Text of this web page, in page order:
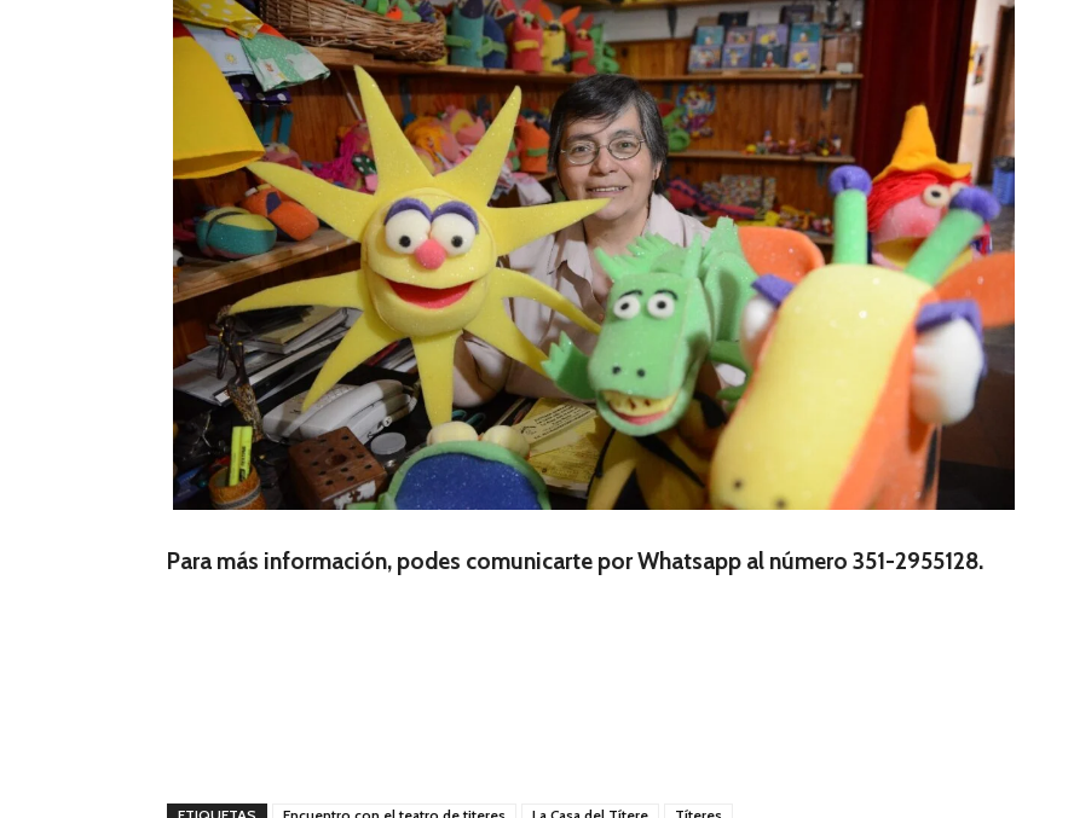
Para más información, podes comunicarte por Whatsapp al número 351-2955128.